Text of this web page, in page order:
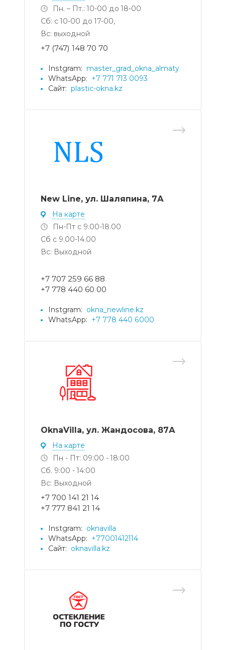
Пн. – Пт.: 10-00 до 18-00
Сб: с 10-00 до 17-00,
Вс: выходной
+7 (747) 148 70 70
Instgram: master_grad_okna_almaty
WhatsApp: +7 771 713 0093
Сайт: plastic-okna.kz
New Line, ул. Шаляпина, 7А
На карте
Пн-Пт с 9.00-18.00
Сб с 9.00-14.00
Вс: Выходной
+7 707 259 66 88
+7 778 440 60 00
Instgram: okna_newline.kz
WhatsApp: +7 778 440 6000
OknaVilla, ул. Жандосова, 87А
На карте
Пн - Пт: 09:00 - 18:00
Сб. 9:00 - 14:00
Вс: Выходной
+7 700 141 21 14
+7 777 841 21 14
Instgram: oknavilla
WhatsApp: +77001412114
Сайт: oknavilla.kz